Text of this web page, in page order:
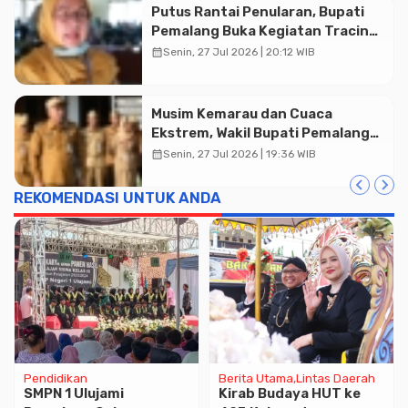
Advertisment
Putus Rantai Penularan, Bupati
Pemalang Buka Kegiatan Tracing
TBC Terintegrasi di Mulyoharjo
calendar_monthSenin, 27 Jul 2026 | 20:12 WIB
Musim Kemarau dan Cuaca
Ekstrem, Wakil Bupati Pemalang
Ingatkan ASN Waspada Bahaya
calendar_monthSenin, 27 Jul 2026 | 19:36 WIB
REKOMENDASI UNTUK ANDA
Pendidikan
SMPN 1 Ulujami
Berita Utama Lintas Daerah
Kirab Budaya HUT ke